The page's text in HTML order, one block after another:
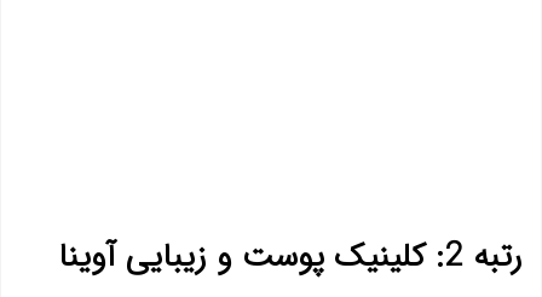
رتبه 2: کلینیک پوست و زیبایی آوینا